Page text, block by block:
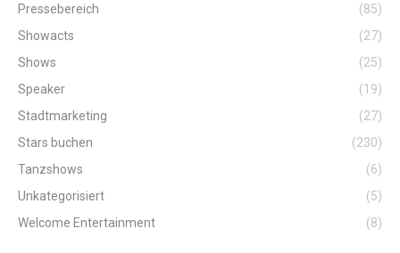
Pressebereich
(85)
Showacts
(27)
Shows
(25)
Speaker
(19)
Stadtmarketing
(27)
Stars buchen
(230)
Tanzshows
(6)
Unkategorisiert
(5)
Welcome Entertainment
(8)